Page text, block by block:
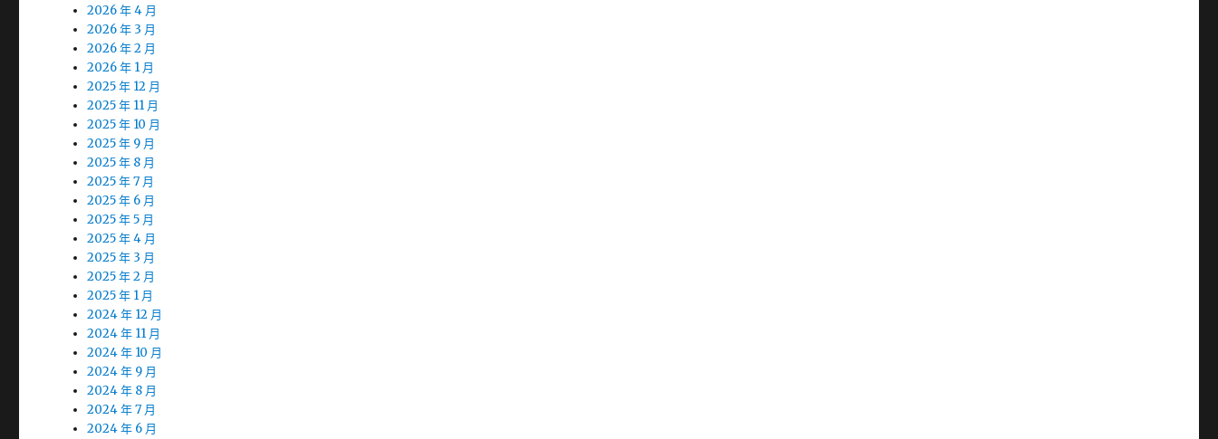
2026 年 4 月
2026 年 3 月
2026 年 2 月
2026 年 1 月
2025 年 12 月
2025 年 11 月
2025 年 10 月
2025 年 9 月
2025 年 8 月
2025 年 7 月
2025 年 6 月
2025 年 5 月
2025 年 4 月
2025 年 3 月
2025 年 2 月
2025 年 1 月
2024 年 12 月
2024 年 11 月
2024 年 10 月
2024 年 9 月
2024 年 8 月
2024 年 7 月
2024 年 6 月